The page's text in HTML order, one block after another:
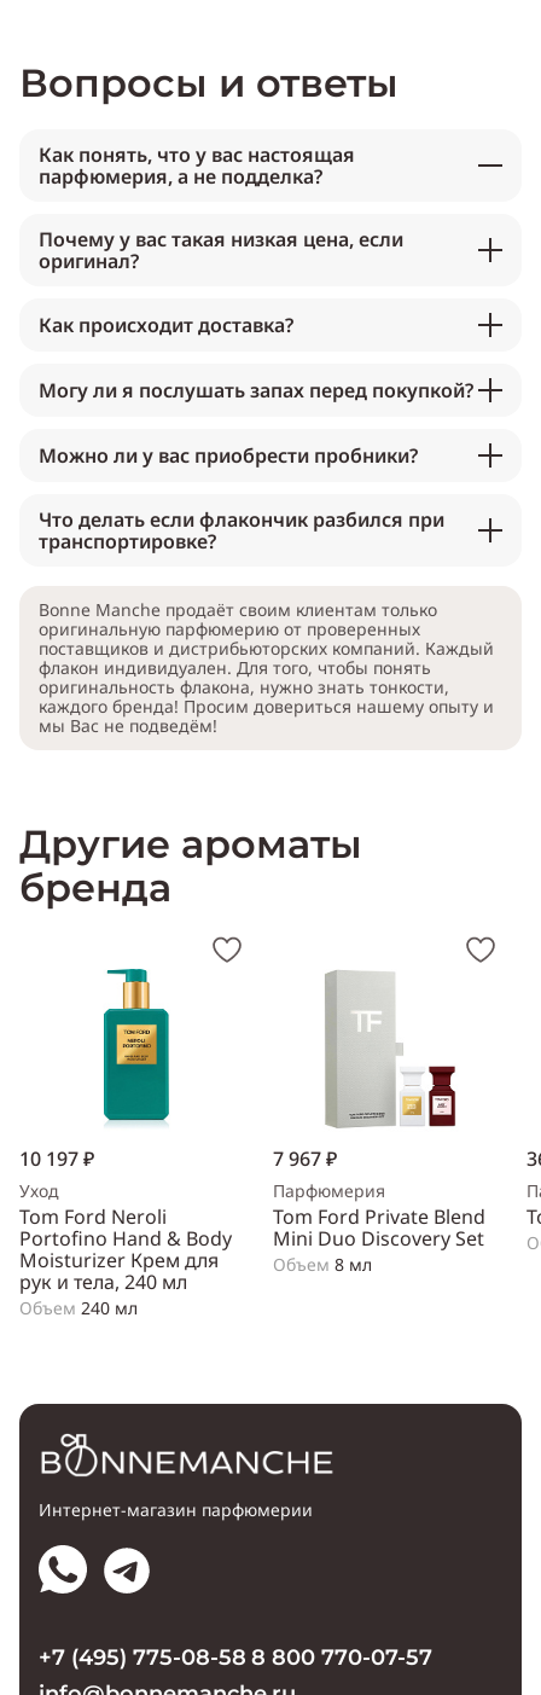
Вопросы и ответы
Как понять, что у вас настоящая
парфюмерия, а не подделка?
Почему у вас такая низкая цена, если
оригинал?
Как происходит доставка?
Могу ли я послушать запах перед покупкой?
Можно ли у вас приобрести пробники?
Что делать если флакончик разбился при
транспортировке?
Bonne Manche продаёт своим клиентам только
оригинальную парфюмерию от проверенных
поставщиков и дистрибьюторских компаний. Каждый
флакон индивидуален. Для того, чтобы понять
оригинальность флакона, нужно знать тонкости,
каждого бренда! Просим довериться нашему опыту и
мы Вас не подведём!
Другие ароматы
бренда
10 197 ₽
Уход
Tom Ford Neroli
Portofino Hand & Body
Moisturizer Крем для
рук и тела, 240 мл
Объем 240 мл
7 967 ₽
Парфюмерия
Tom Ford Private Blend
Mini Duo Discovery Set
Объем 8 мл
Интернет-магазин парфюмерии
+7 (495) 775-08-58 8 800 770-07-57